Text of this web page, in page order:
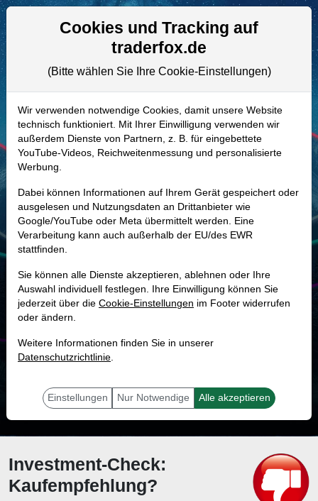
Aktien- und Artikelsuche
A2N5TT | CWEN–Clearway Energy
Aktie
Realtime-Aktienkurs:
- - -
-
Marktkapitalisierung 5,20 Mrd. USD
Unternehmenswert
Umsatz 1,43 Mrd. USD
72.1 %
mit dieser Aktie erfolgreich sein.
Investment-Check:
Kaufempfehlung?
Cookies und Tracking auf
traderfox.de
(Bitte wählen Sie Ihre Cookie-Einstellungen)
Wir verwenden notwendige Cookies, damit unsere Website
technisch funktioniert. Mit Ihrer Einwilligung verwenden wir
außerdem Dienste von Partnern, z. B. für eingebettete
YouTube-Videos, Reichweitenmessung und personalisierte
Werbung.
Dabei können Informationen auf Ihrem Gerät gespeichert oder
ausgelesen und Nutzungsdaten an Drittanbieter wie
Google/YouTube oder Meta übermittelt werden. Eine
Verarbeitung kann auch außerhalb der EU/des EWR
stattfinden.
Sie können alle Dienste akzeptieren, ablehnen oder Ihre
Auswahl individuell festlegen. Ihre Einwilligung können Sie
jederzeit über die Cookie-Einstellungen im Footer widerrufen
oder ändern.
Weitere Informationen finden Sie in unserer
Datenschutzrichtlinie.
Einstellungen Nur Notwendige Alle akzeptieren